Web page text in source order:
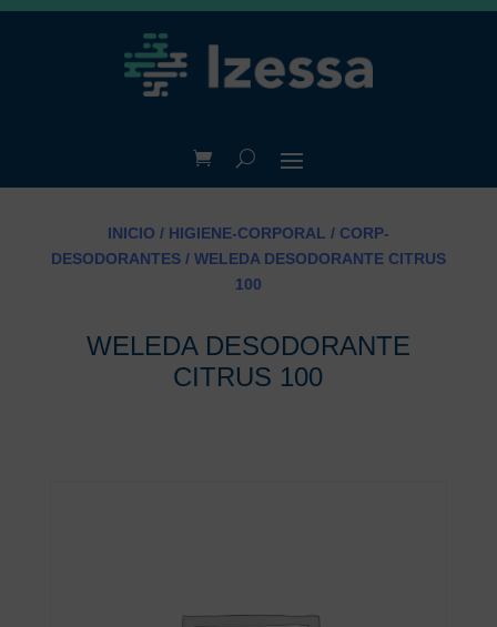
INICIO / HIGIENE-CORPORAL / CORP-
DESODORANTES/ WELEDA DESODORANTE CITRUS
100
WELEDA DESODORANTE
CITRUS 100